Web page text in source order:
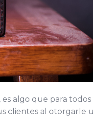
algo que para todos
clientes al otorgarle